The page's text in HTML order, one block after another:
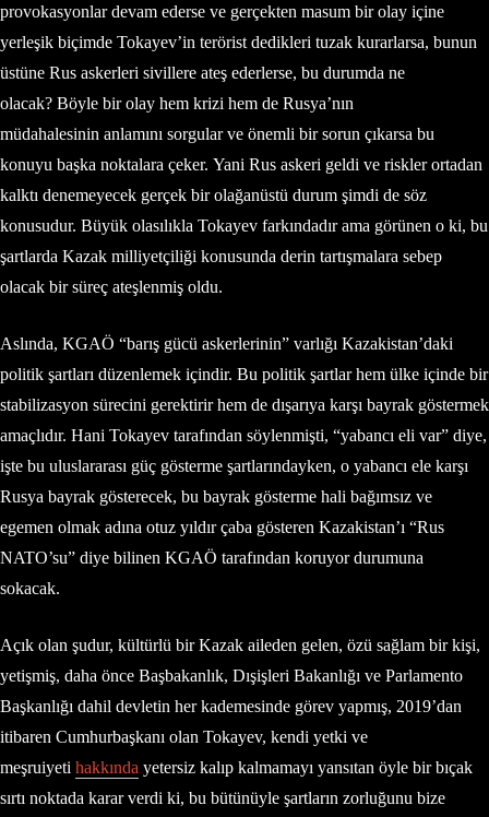
provokasyonlar devam ederse ve gerçekten masum bir olay içine
yerleşik biçimde Tokayev’in terörist dedikleri tuzak kurarlarsa, bunun
üstüne Rus askerleri sivillere ateş ederlerse, bu durumda ne
olacak? Böyle bir olay hem krizi hem de Rusya’nın
müdahalesinin anlamını sorgular ve önemli bir sorun çıkarsa bu
konuyu başka noktalara çeker. Yani Rus askeri geldi ve riskler ortadan
kalktı denemeyecek gerçek bir olağanüstü durum şimdi de söz
konusudur. Büyük olasılıkla Tokayev farkındadır ama görünen o ki, bu
şartlarda Kazak milliyetçiliği konusunda derin tartışmalara sebep
olacak bir süreç ateşlenmiş oldu.
Aslında, KGAÖ “barış gücü askerlerinin” varlığı Kazakistan’daki
politik şartları düzenlemek içindir. Bu politik şartlar hem ülke içinde bir
stabilizasyon sürecini gerektirir hem de dışarıya karşı bayrak göstermek
amaçlıdır. Hani Tokayev tarafından söylenmişti, “yabancı eli var” diye,
işte bu uluslararası güç gösterme şartlarındayken, o yabancı ele karşı
Rusya bayrak gösterecek, bu bayrak gösterme hali bağımsız ve
egemen olmak adına otuz yıldır çaba gösteren Kazakistan’ı “Rus
NATO’su” diye bilinen KGAÖ tarafından koruyor durumuna
sokacak.
Açık olan şudur, kültürlü bir Kazak aileden gelen, özü sağlam bir kişi,
yetişmiş, daha önce Başbakanlık, Dışişleri Bakanlığı ve Parlamento
Başkanlığı dahil devletin her kademesinde görev yapmış, 2019’dan
itibaren Cumhurbaşkanı olan Tokayev, kendi yetki ve
meşruiyeti hakkında yetersiz kalıp kalmamayı yansıtan öyle bir bıçak
sırtı noktada karar verdi ki, bu bütünüyle şartların zorluğunu bize